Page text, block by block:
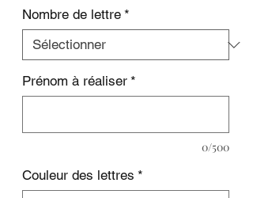
Nombre de lettre *
Prénom à réaliser *
0/500
Couleur des lettres *